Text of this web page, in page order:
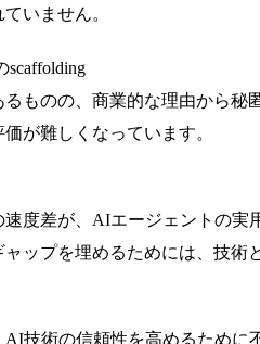
いません。
scaffolding
ものの、商業的な理由から
が難しくなっています。
度差が、AIエージェントの
ップを埋めるためには、技術
技術の信頼性を高めるため